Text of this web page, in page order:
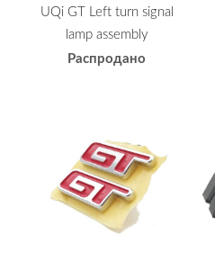
UQi GT Left turn signal
lamp assembly
Распродано